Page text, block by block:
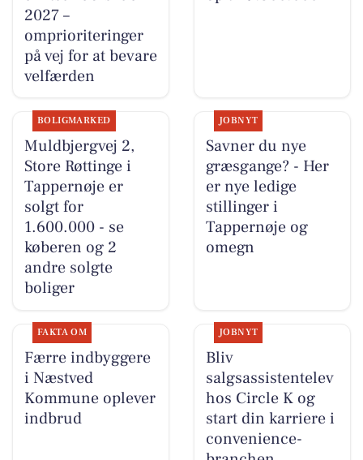
2027 –
omprioriteringer
på vej for at bevare
velfærden
BOLIGMARKED
Muldbjergvej 2,
Store Røttinge i
Tappernøje er
solgt for
1.600.000 - se
køberen og 2
andre solgte
boliger
JOBNYT
Savner du nye
græsgange? - Her
er nye ledige
stillinger i
Tappernøje og
omegn
FAKTA OM
Færre indbyggere
i Næstved
Kommune oplever
indbrud
JOBNYT
Bliv
salgsassistentelev
hos Circle K og
start din karriere i
convenience-